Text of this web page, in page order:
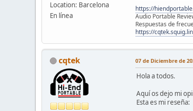
Location: Barcelona
En línea
https://
Audio Portable
Respuestas de
https://
cqtek 07 de Diciembre de
Hola a todos.
Aquí os dejo mi
Esta es mi reseña: